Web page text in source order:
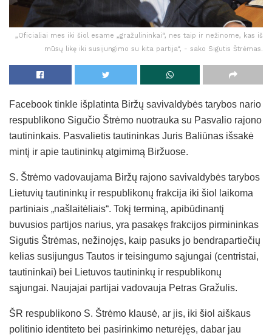
„Oficialiai mes iki šiol esame „gražulininkai“, nes taip ir nežinome, kas iš
mūsų likę iki susijungimo su kita partija“, - sako Sigutis Štrėmas.
Facebook tinkle išplatinta Biržų savivaldybės tarybos nario
respublikono Sigučio Štrėmo nuotrauka su Pasvalio rajono
tautininkais. Pasvalietis tautininkas Juris Baliūnas išsakė
mintį ir apie tautininkų atgimimą Biržuose.
S. Štrėmo vadovaujama Biržų rajono savivaldybės tarybos
Lietuvių tautininkų ir respublikonų frakcija iki šiol laikoma
partiniais „našlaitėliais“. Tokį terminą, apibūdinantį
buvusios partijos narius, yra pasakęs frakcijos pirmininkas
Sigutis Štrėmas, nežinojęs, kaip pasuks jo bendrapartiečių
kelias susijungus Tautos ir teisingumo sąjungai (centristai,
tautininkai) bei Lietuvos tautininkų ir respublikonų
sąjungai. Naujajai partijai vadovauja Petras Gražulis.
ŠR respublikono S. Štrėmo klausė, ar jis, iki šiol aiškaus
politinio identiteto bei pasirinkimo neturėjęs, dabar jau